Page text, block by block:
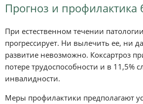
Прогноз и профилактика
При естественном течении
прогрессирует. Ни вылечить ее, ни
развитие невозможно. Коксартроз
потере трудоспособности и в 11,5%
инвалидности.
Меры профилактики предполагают